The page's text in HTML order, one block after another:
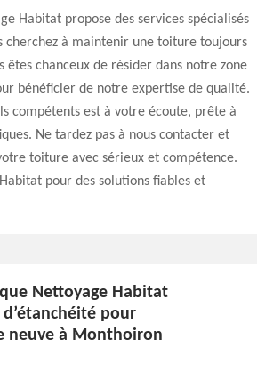
Habitat propose des services spécialisés
cherchez à maintenir une toiture toujours
êtes chanceux de résider dans notre zone
bénéficier de notre expertise de qualité.
compétents est à votre écoute, prête à
Ne tardez pas à nous contacter et
toiture avec sérieux et compétence.
pour des solutions fiables et
Nettoyage Habitat
d’étanchéité pour
à Monthoiron